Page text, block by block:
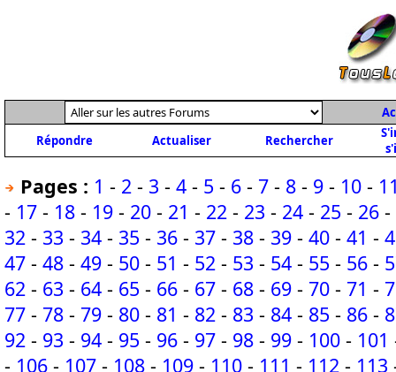
Répondre
Actualiser Rechercher
Pages : 1 - 2 - 3 - 4 - 5 - 6 - 7 - 8 - 9 - 10 -
- 17 - 18 - 19 - 20 - 21 - 22 - 23 - 24 - 25 - 26 -
32 - 33 - 34 - 35 - 36 - 37 - 38 - 39 - 40 - 41 -
47 - 48 - 49 - 50 - 51 - 52 - 53 - 54 - 55 - 56 -
62 - 63 - 64 - 65 - 66 - 67 - 68 - 69 - 70 - 71 -
77 - 78 - 79 - 80 - 81 - 82 - 83 - 84 - 85 - 86 -
92 - 93 - 94 - 95 - 96 - 97 - 98 - 99 - 100 - 101
- 106 - 107 - 108 - 109 - 110 - 111 - 112 - 113